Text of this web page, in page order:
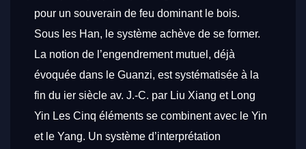
pour un souverain de feu dominant le bois.
Sous les Han, le système achève de se former.
La notion de l’engendrement mutuel, déjà
évoquée dans le Guanzi, est systématisée à la
fin du ier siècle av. J.-C. par Liu Xiang et Long
Yin Les Cinq éléments se combinent avec le Yin
et le Yang. Un système d’interprétation